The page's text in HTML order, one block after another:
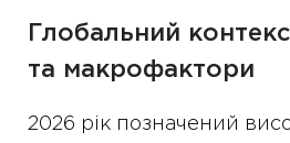
Глобальний
та макрофактори
2026 рік позначений